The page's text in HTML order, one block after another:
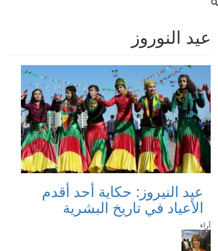
عيد النوروز
عيد النيروز: حكاية أحد أقدم
الأعياد في تاريخ البشرية
آراء